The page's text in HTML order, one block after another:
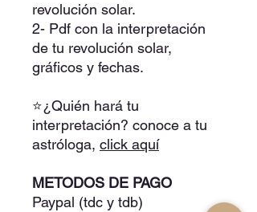
revolución solar.
2- Pdf con la interpretación
de tu revolución solar,
gráficos y fechas.
⭐¿Quién hará tu
interpretación? conoce a tu
astróloga, click aquí
METODOS DE PAGO
Paypal (tdc y tdb)